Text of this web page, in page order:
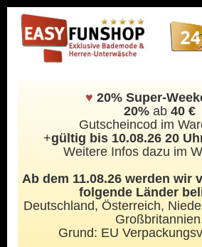
♥ 20% Super-
20%ab 40 €
Gutscheincod im
+gültig bis 10.08.26 20
Weitere Infos dazu im
Ab dem 11.08.26 werden wir
folgende Länder
Deutschland, Österreich,
Grund: EU